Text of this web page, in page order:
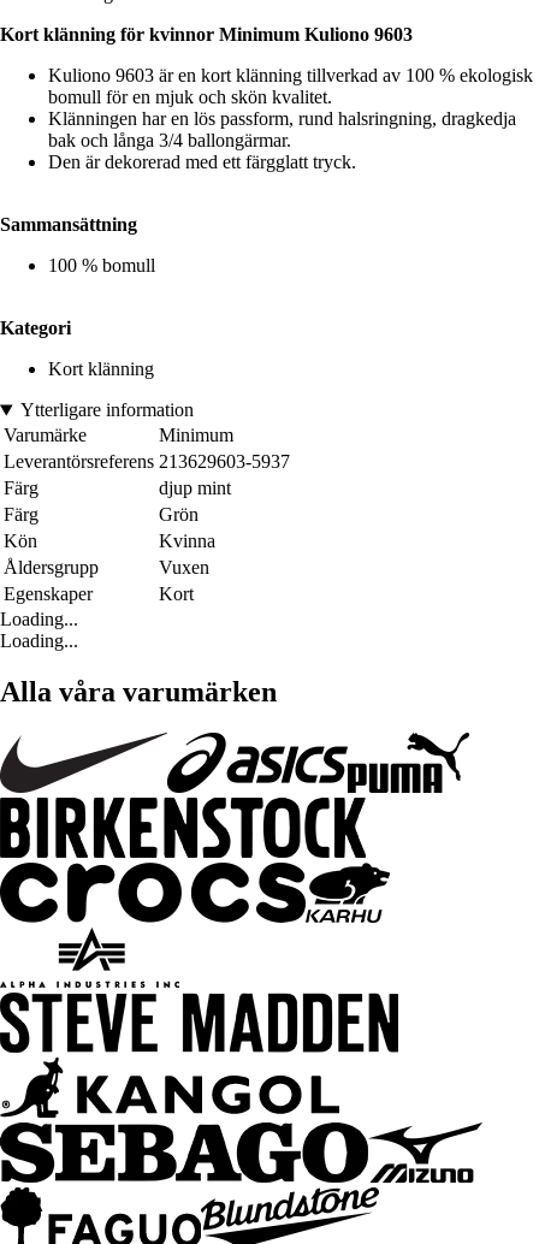
Kort klänning för kvinnor Minimum Kuliono 9603
Kuliono 9603 är en kort klänning tillverkad av 100 % ekologisk
bomull för en mjuk och skön kvalitet.
Klänningen har en lös passform, rund halsringning, dragkedja
bak och långa 3/4 ballongärmar.
Den är dekorerad med ett färgglatt tryck.
Sammansättning
100 % bomull
Kategori
Kort klänning
Ytterligare information
Varumärke
Minimum
Leverantörsreferens 213629603-5937
Färg
djup mint
Färg
Grön
Kön
Kvinna
Åldersgrupp
Vuxen
Egenskaper
Kort
Loading...
Loading...
Alla våra varumärken